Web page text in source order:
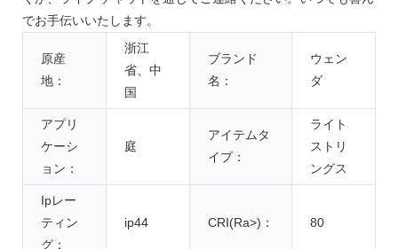
でお手伝いいたします。
原産
地：
浙江
省、中
国
ブランド
名：
ウェン
ダ
アプリ
ケーシ
ョン：
庭
アイテムタ
イプ：
ライト
ストリ
ングス
Ipレー
ティン
グ：
ip44 CRI(Ra>)： 80